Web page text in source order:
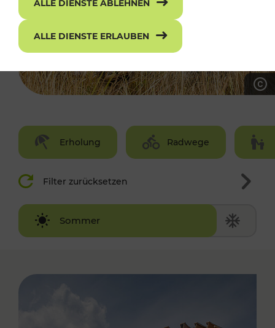
Erholung Radwege
Filter zurücksetzen
Sommer
Winter
ALLE DIENSTE ABLEHNEN
ALLE DIENSTE ERLAUBEN